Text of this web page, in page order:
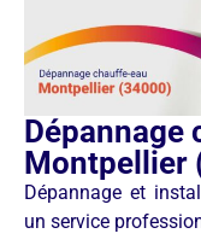
Dépannage
Montpellier
Dépannage et
un service